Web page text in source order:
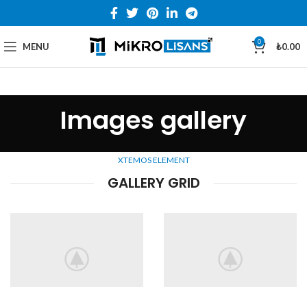
MENU 0 ₺0.00
Images gallery
XTEMOS ELEMENT
GALLERY GRID